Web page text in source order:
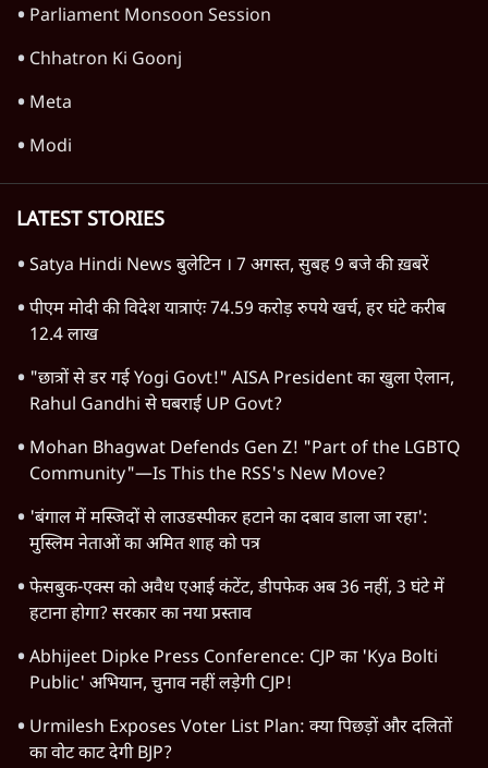
Parliament Monsoon Session
Chhatron Ki Goonj
Meta
Modi
LATEST STORIES
Satya Hindi News बुलेटिन । 7 अगस्त, सुबह 9 बजे की ख़बरें
पीएम मोदी की विदेश यात्राएंः 74.59 करोड़ रुपये खर्च, हर घंटे करीब
12.4 लाख
"छात्रों से डर गई Yogi Govt!" AISA President का खुला ऐलान,
Rahul Gandhi से घबराई UP Govt?
Mohan Bhagwat Defends Gen Z! "Part of the LGBTQ
Community"—Is This the RSS's New Move?
'बंगाल में मस्जिदों से लाउडस्पीकर हटाने का दबाव डाला जा रहा':
मुस्लिम नेताओं का अमित शाह को पत्र
फेसबुक-एक्स को अवैध एआई कंटेंट, डीपफेक अब 36 नहीं, 3 घंटे में
हटाना होगा? सरकार का नया प्रस्ताव
Abhijeet Dipke Press Conference: CJP का 'Kya Bolti
Public' अभियान, चुनाव नहीं लड़ेगी CJP!
Urmilesh Exposes Voter List Plan: क्या पिछड़ों और दलितों
का वोट काट देगी BJP?